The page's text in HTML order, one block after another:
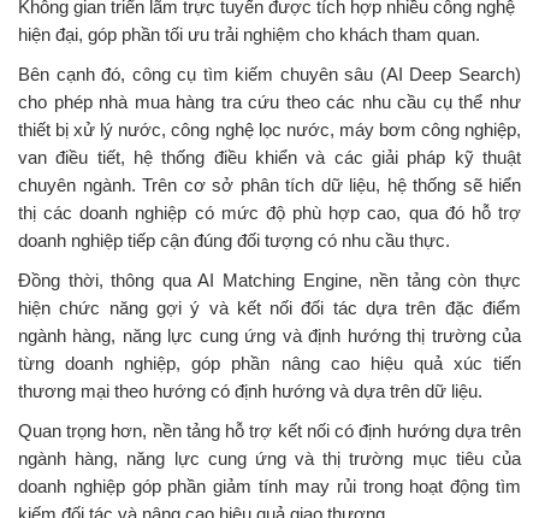
Không gian triển lãm trực tuyến được tích hợp nhiều công nghệ
hiện đại, góp phần tối ưu trải nghiệm cho khách tham quan.
Bên cạnh đó, công cụ tìm kiếm chuyên sâu (AI Deep Search)
cho phép nhà mua hàng tra cứu theo các nhu cầu cụ thể như
thiết bị xử lý nước, công nghệ lọc nước, máy bơm công nghiệp,
van điều tiết, hệ thống điều khiển và các giải pháp kỹ thuật
chuyên ngành. Trên cơ sở phân tích dữ liệu, hệ thống sẽ hiển
thị các doanh nghiệp có mức độ phù hợp cao, qua đó hỗ trợ
doanh nghiệp tiếp cận đúng đối tượng có nhu cầu thực.
Đồng thời, thông qua AI Matching Engine, nền tảng còn thực
hiện chức năng gợi ý và kết nối đối tác dựa trên đặc điểm
ngành hàng, năng lực cung ứng và định hướng thị trường của
từng doanh nghiệp, góp phần nâng cao hiệu quả xúc tiến
thương mại theo hướng có định hướng và dựa trên dữ liệu.
Quan trọng hơn, nền tảng hỗ trợ kết nối có định hướng dựa trên
ngành hàng, năng lực cung ứng và thị trường mục tiêu của
doanh nghiệp góp phần giảm tính may rủi trong hoạt động tìm